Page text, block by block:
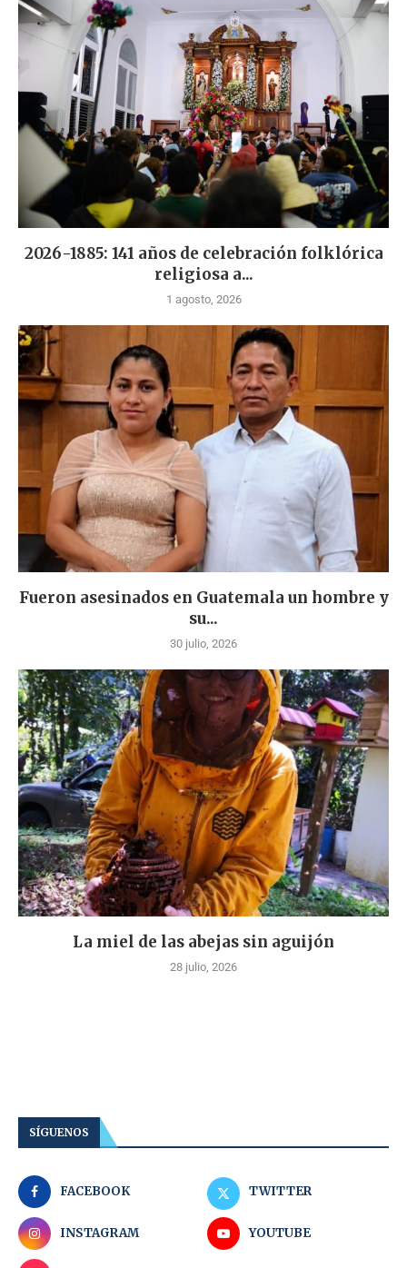
2026-1885: 141 años de celebración folklórica
religiosa a...
1 agosto, 2026
Fueron asesinados en Guatemala un hombre y
su...
30 julio, 2026
La miel de las abejas sin aguijón
28 julio, 2026
SÍGUENOS
FACEBOOK TWITTER
INSTAGRAM YOUTUBE